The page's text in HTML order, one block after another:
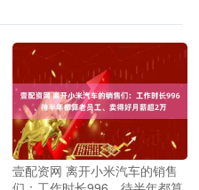
壹配资网 离开小米汽车的销售